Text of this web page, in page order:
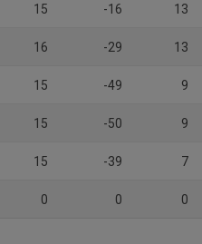
15 -16 13
16 -29 13
15 -49 9
15 -50 9
15 -39 7
0 0 0